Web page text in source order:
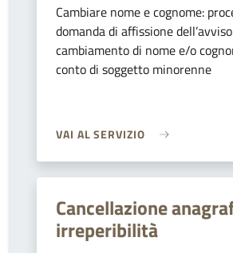
Cambiare nome e cognome:
domanda di affissione
cambiamento di nome e/o
conto di soggetto minorenne
VAI AL SERVIZIO
Cancellazione
irreperibilità